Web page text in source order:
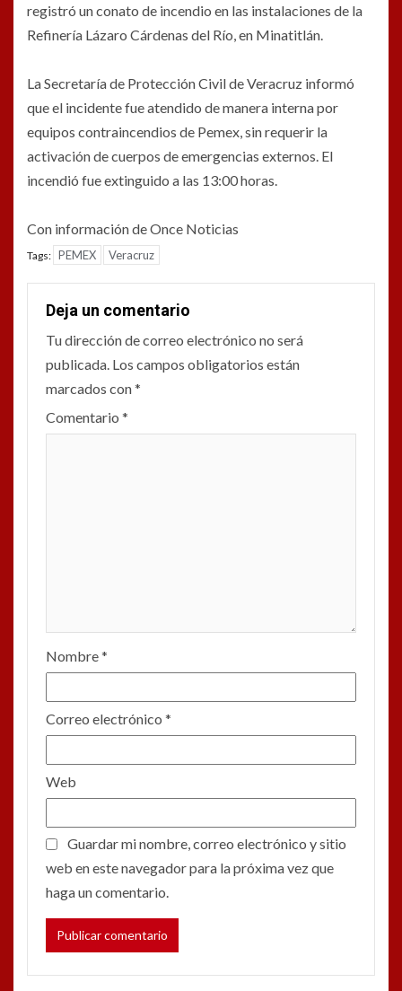
registró unconato de incendio en las instalaciones de la
Refinería Lázaro Cárdenas del Río, en Minatitlán.
LaSecretaría de Protección Civil de Veracruz informó
que el incidente fue atendido de manera interna por
equipos contraincendios de Pemex, sin requerir la
activación de cuerpos de emergencias externos. El
incendió fue extinguido a las 13:00 horas.
Con información de Once Noticias
Tags: PEMEX Veracruz
Deja un comentario
Tu dirección de correo electrónico no será
publicada. Los campos obligatorios están
marcados con*
Comentario *
Nombre*
Correo electrónico *
Web
Guardar mi nombre, correo electrónico y sitio
web en este navegador para la próxima vez que
haga un comentario.